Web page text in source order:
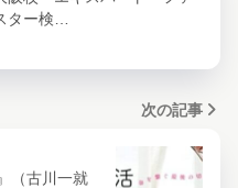
ター検…
次の記事
（古川一就